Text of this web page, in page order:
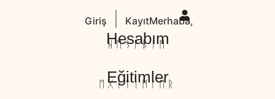
Giriş KayıtMerhaba,
Hesabım
ᚺᛖᛊᚨᛒᛁᛗ
Eğitimler
ᛖᚷᛁᛏᛁᛗᛚᛖᚱ